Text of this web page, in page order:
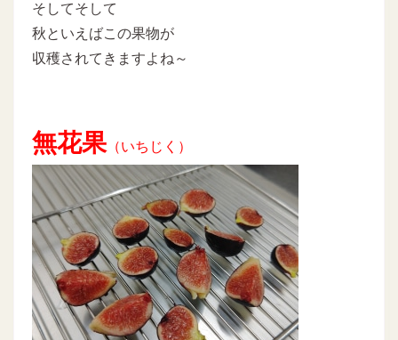
そしてそして
秋といえばこの果物が
収穫されてきますよね～
無花果 （いちじく）